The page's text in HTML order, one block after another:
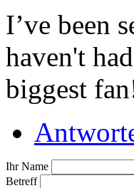
I’ve been
haven't
biggest
Ihr Name
Betreff